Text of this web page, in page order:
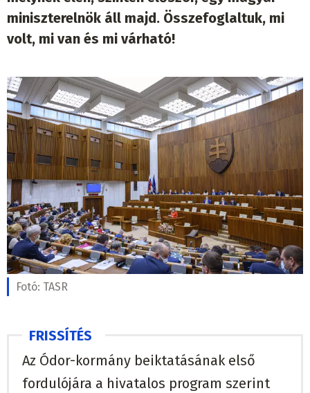
miniszterelnök áll majd. Összefoglaltuk, mi
volt, mi van és mi várható!
Fotó: TASR
Az Ódor-kormány beiktatásának első
fordulójára a hivatalos program szerint